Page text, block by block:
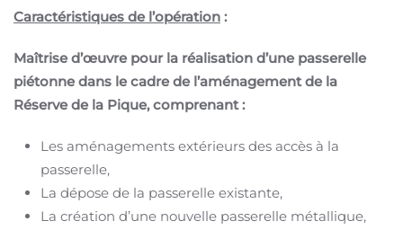
Caractéristiques de l’opération :
Maîtrise d’œuvre pour la réalisation d’une passerelle
piétonne dans le cadre de l’aménagement de la
Réserve de la Pique, comprenant :
Les aménagements extérieurs des accès à la
passerelle,
La dépose de la passerelle existante,
La création d’une nouvelle passerelle métallique,